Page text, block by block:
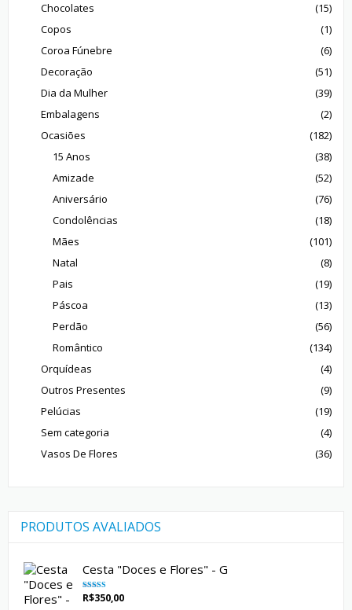
Chocolates
(15)
Copos
(1)
Coroa Fúnebre
(6)
Decoração
(51)
Dia da Mulher
(39)
Embalagens
(2)
Ocasiões
(182)
15 Anos
(38)
Amizade
(52)
Aniversário
(76)
Condolências
(18)
Mães
(101)
Natal
(8)
Pais
(19)
Páscoa
(13)
Perdão
(56)
Romântico
(134)
Orquídeas
(4)
Outros Presentes
(9)
Pelúcias
(19)
Sem categoria
(4)
Vasos De Flores
(36)
PRODUTOS AVALIADOS
Cesta "Doces e Flores" - G
Avaliação
de 5
R$350,00